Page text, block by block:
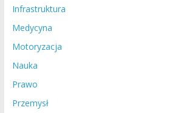
Infrastruktura
Medycyna
Motoryzacja
Nauka
Prawo
Przemysł